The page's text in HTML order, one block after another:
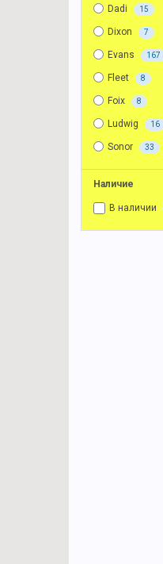
Dadi
15
Dixon 7
Evans 167
Fleet 8
Foix 8
Ludwig 16
Sonor 33
Наличие
В наличии